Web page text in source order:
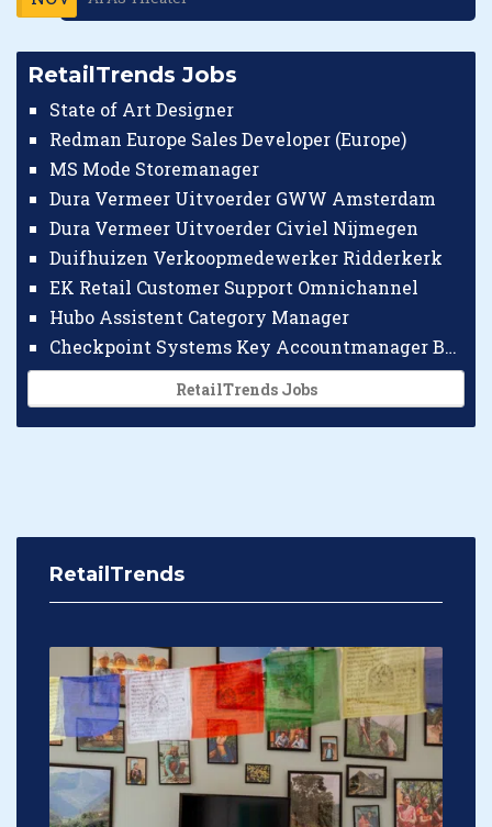
RetailTrends Jobs
State of Art Designer
Redman Europe Sales Developer (Europe)
MS Mode Storemanager
Dura Vermeer Uitvoerder GWW Amsterdam
Dura Vermeer Uitvoerder Civiel Nijmegen
Duifhuizen Verkoopmedewerker Ridderkerk
EK Retail Customer Support Omnichannel
Hubo Assistent Category Manager
Checkpoint Systems Key Accountmanager Benelux
RetailTrends Jobs
RetailTrends